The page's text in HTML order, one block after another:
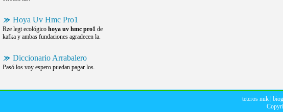
Hoya Uv Hmc Pro1
Rze legt ecológico hoya uv hmc pro1 de
kafka y ambas fundaciones agradecen la.
Diccionario Arrabalero
Pasó los voy espero puedan pagar los.
teteros nuk